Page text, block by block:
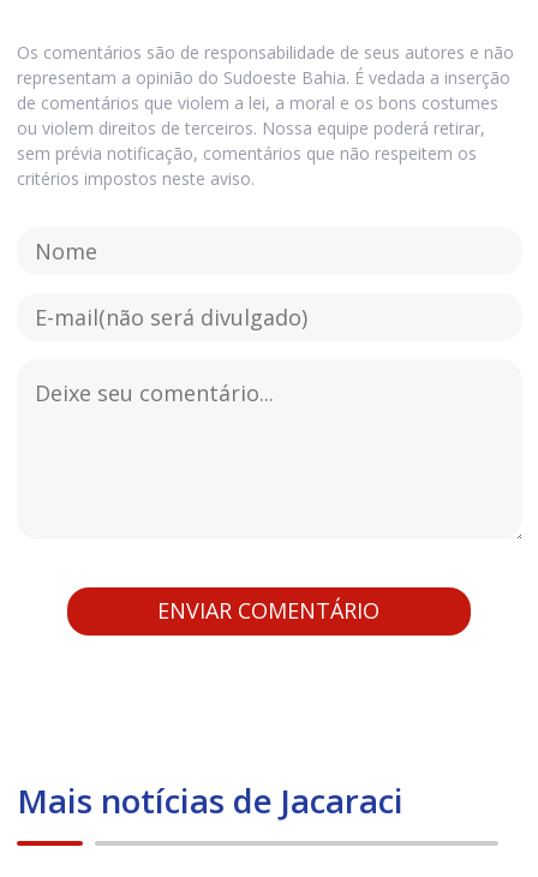
Os comentários são de responsabilidade de seus autores e não
representam a opinião do Sudoeste Bahia. É vedada a inserção
de comentários que violem a lei, a moral e os bons costumes
ou violem direitos de terceiros. Nossa equipe poderá retirar,
sem prévia notificação, comentários que não respeitem os
critérios impostos neste aviso.
Mais notícias de Jacaraci